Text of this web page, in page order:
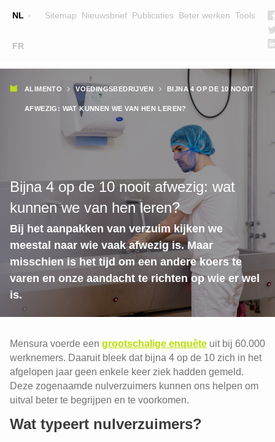
NL
FR
Sitemap Nieuwsbrief Publicaties Beter werken Tools
Main
navigation
ZOEK EEN OPLEIDING
Kruimelpad
ALIMENTO VOEDINGSBEDRIJVEN BIJNA 4 OP DE 10 NOOIT
AFWEZIG: WAT KUNNEN WE VAN HEN LEREN?
Bijna 4 op de 10 nooit afwezig: wat
kunnen we van hen leren?
Bij het aanpakken van verzuim kijken we
meestal naar wie vaak afwezig is. Maar
misschien is het tijd om een andere koers te
varen en onze aandacht te richten op wie er wel
is.
Mensura voerde een grootschalige enquête uit bij 60.000
werknemers. Daaruit bleek dat bijna 4 op de 10 zich in het
afgelopen jaar geen enkele keer ziek hadden gemeld.
Deze zogenaamde nulverzuimers kunnen ons helpen om
uitval beter te begrijpen en te voorkomen.
Wat typeert nulverzuimers?